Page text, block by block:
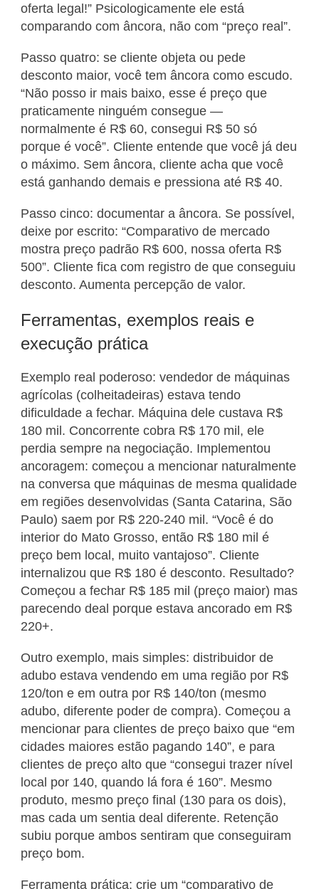
oferta legal!” Psicologicamente ele está
comparando com âncora, não com “preço real”.
Passo quatro: se cliente objeta ou pede
desconto maior, você tem âncora como escudo.
“Não posso ir mais baixo, esse é preço que
praticamente ninguém consegue —
normalmente é R$ 60, consegui R$ 50 só
porque é você”. Cliente entende que você já deu
o máximo. Sem âncora, cliente acha que você
está ganhando demais e pressiona até R$ 40.
Passo cinco: documentar a âncora. Se possível,
deixe por escrito: “Comparativo de mercado
mostra preço padrão R$ 600, nossa oferta R$
500”. Cliente fica com registro de que conseguiu
desconto. Aumenta percepção de valor.
Ferramentas, exemplos reais e
execução prática
Exemplo real poderoso: vendedor de máquinas
agrícolas (colheitadeiras) estava tendo
dificuldade a fechar. Máquina dele custava R$
180 mil. Concorrente cobra R$ 170 mil, ele
perdia sempre na negociação. Implementou
ancoragem: começou a mencionar naturalmente
na conversa que máquinas de mesma qualidade
em regiões desenvolvidas (Santa Catarina, São
Paulo) saem por R$ 220-240 mil. “Você é do
interior do Mato Grosso, então R$ 180 mil é
preço bem local, muito vantajoso”. Cliente
internalizou que R$ 180 é desconto. Resultado?
Começou a fechar R$ 185 mil (preço maior) mas
parecendo deal porque estava ancorado em R$
220+.
Outro exemplo, mais simples: distribuidor de
adubo estava vendendo em uma região por R$
120/ton e em outra por R$ 140/ton (mesmo
adubo, diferente poder de compra). Começou a
mencionar para clientes de preço baixo que “em
cidades maiores estão pagando 140”, e para
clientes de preço alto que “consegui trazer nível
local por 140, quando lá fora é 160”. Mesmo
produto, mesmo preço final (130 para os dois),
mas cada um sentia deal diferente. Retenção
subiu porque ambos sentiram que conseguiram
preço bom.
Ferramenta prática: crie um “comparativo de